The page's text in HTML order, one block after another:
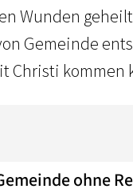
Wunden
Gemeinde
Christi kommen